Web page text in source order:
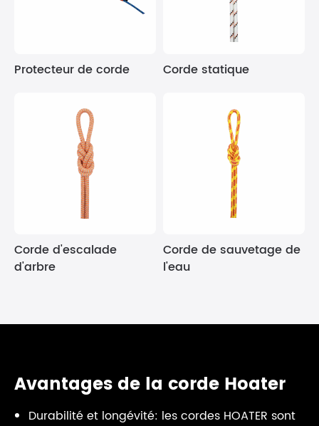
Protecteur de corde Corde statique
Corde d'escalade
d'arbre
Corde de sauvetage de
l'eau
Avantages de la corde Hoater
Durabilité et longévité: les cordes HOATER sont